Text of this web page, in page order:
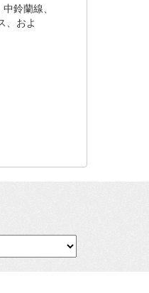
鈴蘭線、
、およ